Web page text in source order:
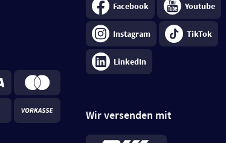
Facebook Youtube
Instagram TikTok
LinkedIn
Wir versenden mit